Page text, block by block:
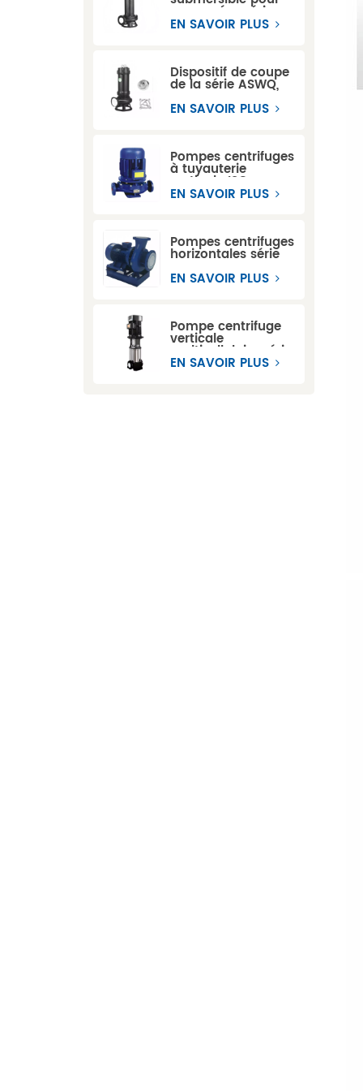
eaux usées série
WQ
EN SAVOIR PLUS
Dispositif de coupe
de la série ASWQ,
submersibles pour
EN SAVOIR PLUS
Pompes centrifuges
à tuyauterie
verticale ISG
EN SAVOIR PLUS
Pompes centrifuges
horizontales série
EN SAVOIR PLUS
Pompe centrifuge
verticale
multicellulaire série
CDL
EN SAVOIR PLUS